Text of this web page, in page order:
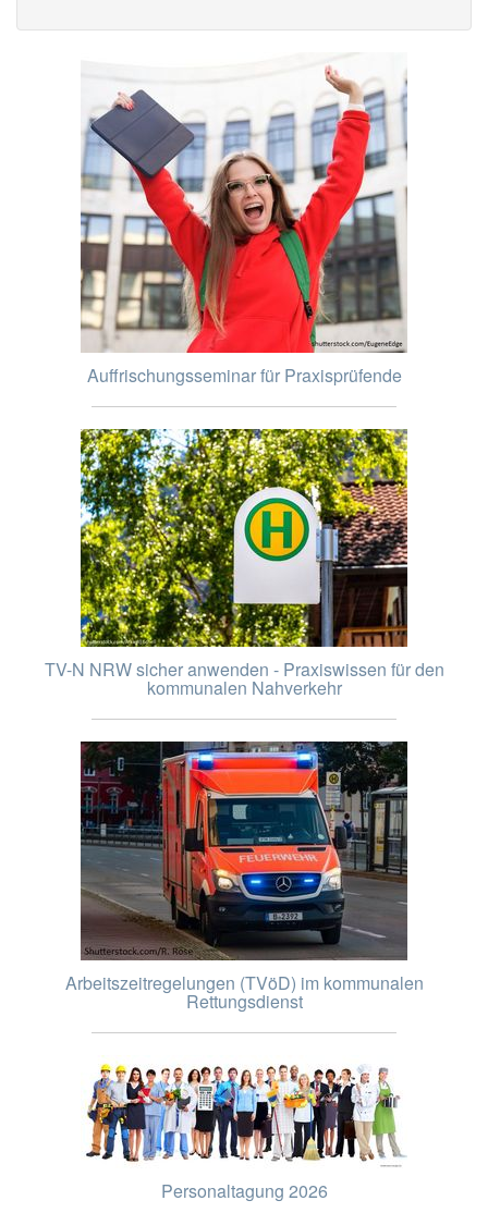
Auffrischungsseminar für Praxisprüfende
TV-N NRW sicher anwenden - Praxiswissen für den
kommunalen Nahverkehr
Arbeitszeitregelungen (TVöD) im kommunalen
Rettungsdienst
Personaltagung 2026